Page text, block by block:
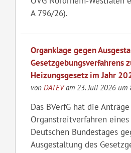
A 796/26).
Organklage gegen
Gesetzgebungsverfahrens
Heizungsgesetz im Jahr
von DATEVam 23. Juli 2026 um
Das BVerfG hat die
Organstreitverfahren
Deutschen Bundestages
Ausgestaltung des